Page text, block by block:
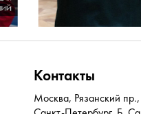
Контакты
Москва, Рязанский